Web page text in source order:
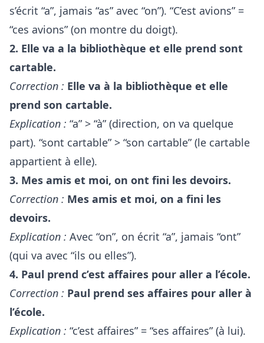
s’écrit “a”, jamais “as” avec “on”). “C’est avions” =
“ces avions” (on montre du doigt).
2. Elle va a la bibliothèque et elle prend sont
cartable.
Correction : Elle va à la bibliothèque et elle
prend son cartable.
Explication : “a” > “à” (direction, on va quelque
part). “sont cartable” > “son cartable” (le cartable
appartient à elle).
3. Mes amis et moi, on ont fini les devoirs.
Correction : Mes amis et moi, on a fini les
devoirs.
Explication : Avec “on”, on écrit “a”, jamais “ont”
(qui va avec “ils ou elles”).
4. Paul prend c’est affaires pour aller a l’école.
Correction : Paul prend ses affaires pour aller à
l’école.
Explication : “c’est affaires” = “ses affaires” (à lui).